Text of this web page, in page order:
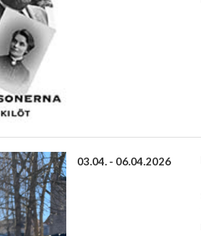
03.04. - 06.04.2026